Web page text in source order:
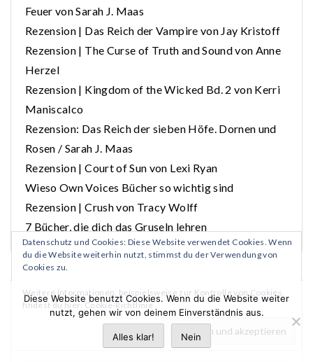
Feuer von Sarah J. Maas
Rezension | Das Reich der Vampire von Jay Kristoff
Rezension | The Curse of Truth and Sound von Anne
Herzel
Rezension | Kingdom of the Wicked Bd. 2 von Kerri
Maniscalco
Rezension: Das Reich der sieben Höfe. Dornen und
Rosen / Sarah J. Maas
Rezension | Court of Sun von Lexi Ryan
Wieso Own Voices Bücher so wichtig sind
Rezension | Crush von Tracy Wolff
7 Bücher, die dich das Gruseln lehren
ARCHIV
Oktober 2025
Datenschutz und Cookies: Diese Website verwendet Cookies. Wenn
du die Website weiterhin nutzt, stimmst du der Verwendung von
Cookies zu.
Weitere Informationen, beispielsweise zur Kontrolle von Cookies,
findest du hier:Cookie-Richtlinie
Diese Website benutzt Cookies. Wenn du die Website weiter
nutzt, gehen wir von deinem Einverständnis aus.
Alles klar! Nein